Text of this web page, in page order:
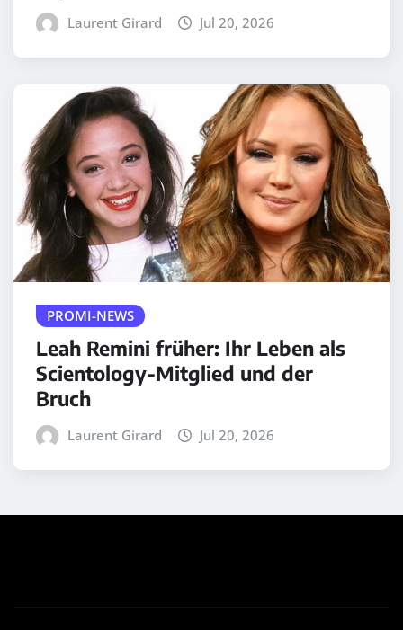
Laurent Girard Jul 20, 2026
PROMI-NEWS
Leah Remini früher: Ihr Leben als
Scientology-Mitglied und der
Bruch
Laurent Girard Jul 20, 2026